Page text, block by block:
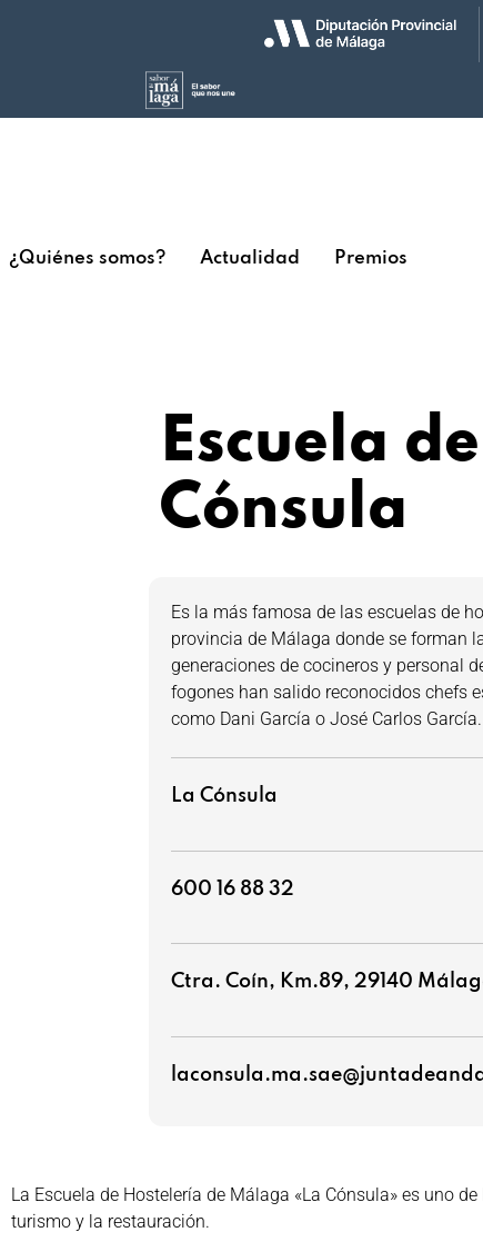
¿Quiénes somos? Actualidad Premios
Escuela
Cónsula
Es la más famosa de las escuelas de
provincia de Málaga donde se forman
generaciones de cocineros y personal
fogones han salido reconocidos chefs
como Dani García o José Carlos García.
La Cónsula
600 16 88 32
Ctra. Coín, Km.89, 29140
La Escuela de Hostelería de Málaga «La Cónsula» es uno
turismo y la restauración.